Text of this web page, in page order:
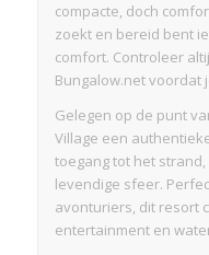
compacte, doch
zoekt en bereid bent
comfort. Controleer
Bungalow.net voordat
Gelegen op de punt
Village een
toegang tot het
levendige sfeer.
avonturiers, dit resort
entertainment en